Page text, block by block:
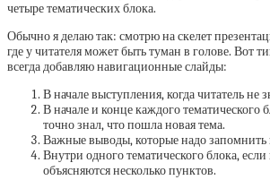
четыре тематических блока.
Обычно я делаю так: смотрю на скелет
где у читателя может быть туман в голове. Вот
всегда добавляю навигационные слайды:
В начале выступления, когда читатель не
В начале и конце каждого тематического
точно знал, что пошла новая тема.
Важные выводы, которые надо запомнить
Внутри одного тематического блока,
объясняются несколько пунктов.